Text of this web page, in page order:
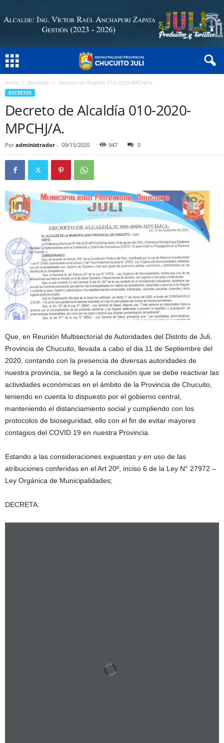
Inicio Decretos Decreto de Alcaldía 010-2020-MPCHJ/A.
DECRETOS
Decreto de Alcaldía 010-2020-
MPCHJ/A.
Por administrador - 09/15/2020 947 0
Que, en Reunión Multisectorial de Autoridades del Distrito de Juli,
Provincia de Chucuito, llevada a cabo el dia 11 de Septiembre del
2020, contando con la presencia de diversas autoridades de
nuestra provincia, se llegó a la conclusión que se debe reactivar las
actividades económicas en el ámbito de la Provincia de Chucuito,
teniendo en cuenta lo dispuesto por el gobierno central,
manteniendo el distanciamiento social ycumpliendo con los
protocolos de bioseguridad, ello con el fin de evitar mayores
contagios del COVID 19 en nuestra Provincia.
Estando a las consideraciones expuestas yen uso de las
atribuciones conferidas en el Art 20º, inciso 6 de la Ley N° 27972 –
Ley Orgánica de Municipalidades;
DECRETA: